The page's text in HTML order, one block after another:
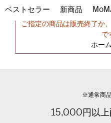
ベストセラー 新商品申し訳ご
ご指定の商品は販売終了か
で
ホー
※通常商
15,000円以上